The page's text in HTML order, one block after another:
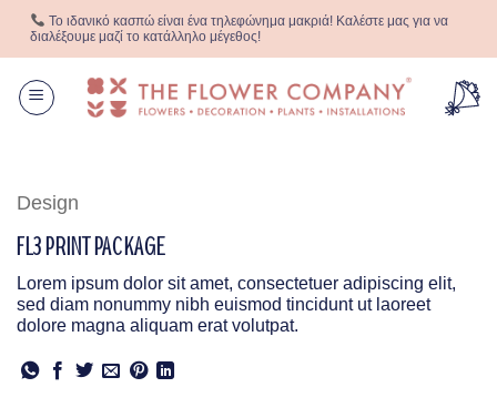
Μετάβαση
Το ιδανικό κασπώ είναι ένα τηλεφώνημα μακριά! Καλέστε μας για να
διαλέξουμε μαζί το κατάλληλο μέγεθος!
Design
FL3 PRINT PACKAGE
Lorem ipsum dolor sit amet, consectetuer adipiscing elit,
sed diam nonummy nibh euismod tincidunt ut laoreet
dolore magna aliquam erat volutpat.